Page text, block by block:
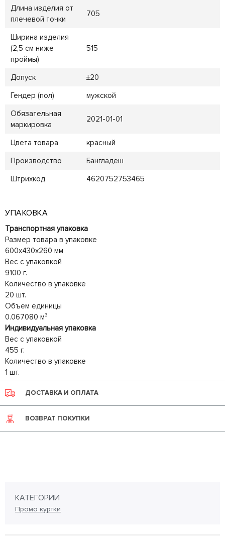
Длина изделия от
плечевой точки
705
Ширина изделия
(2,5 см ниже
проймы)
515
Допуск
±20
Гендер (пол)
мужской
Обязательная
маркировка
2021-01-01
Цвета товара
красный
Производство
Бангладеш
Штрихкод
4620752753465
УПАКОВКА
Транспортная упаковка
Размер товара в упаковке
600x430x260 мм
Вес с упаковкой
9100 г.
Количество в упаковке
20 шт.
Объем единицы
0.067080 м³
Индивидуальная упаковка
Вес с упаковкой
455 г.
Количество в упаковке
1 шт.
ДОСТАВКА И ОПЛАТА
ВОЗВРАТ ПОКУПКИ
КАТЕГОРИИ
Промо куртки